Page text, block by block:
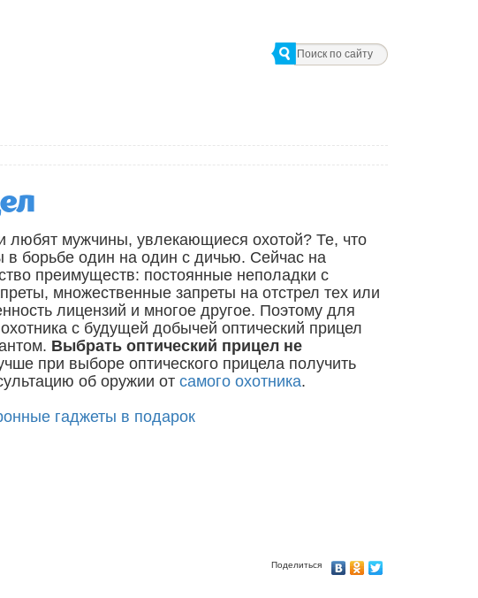
любят мужчины, увлекающиеся охотой? Те, что
борьбе один на один с дичью. Сейчас на
преимуществ: постоянные неполадки с
множественные запреты на отстрел тех или
лицензий и многое другое. Поэтому для
с будущей добычей оптический прицел
Выбрать оптический прицел не
при выборе оптического прицела получить
об оружии от самого охотника.
гаджеты в подарок
Поделиться